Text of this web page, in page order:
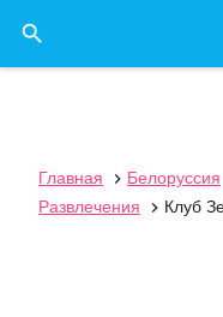

Главная  Белоруссия
Развлечения
 Клуб